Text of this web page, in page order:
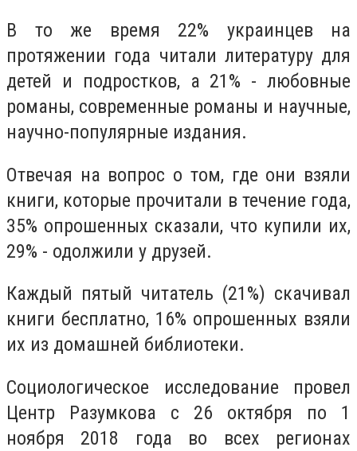
В то же время 22% украинцев на
протяжении года читали литературу для
детей и подростков, а 21% - любовные
романы, современные романы и научные,
научно-популярные издания.
Отвечая на вопрос о том, где они взяли
книги, которые прочитали в течение года,
35% опрошенных сказали, что купили их,
29% - одолжили у друзей.
Каждый пятый читатель (21%) скачивал
книги бесплатно, 16% опрошенных взяли
их из домашней библиотеки.
Социологическое исследование провел
Центр Разумкова с 26 октября по 1
ноября 2018 года во всех регионах